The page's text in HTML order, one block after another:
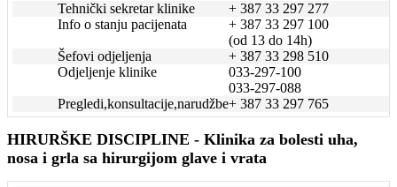
Tehnički sekretar klinike
+ 387 33 297 277
Info o stanju pacijenata
+ 387 33 297 100
(od 13 do 14h)
Šefovi odjeljenja
+ 387 33 298 510
Odjeljenje klinike
033-297-100
033-297-088
Pregledi,konsultacije,narudžbe+ 387 33 297 765
HIRURŠKE DISCIPLINE - Klinika za bolesti uha,
nosa i grla sa hirurgijom glave i vrata